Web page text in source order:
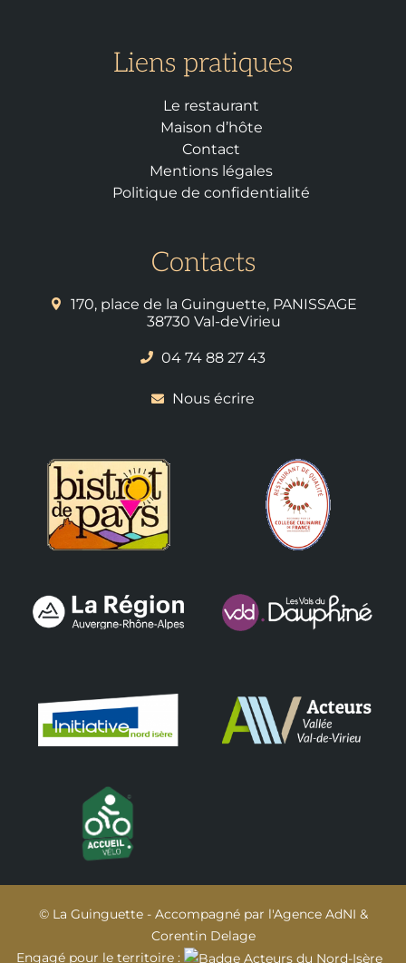
Liens pratiques
Le restaurant
Maison d’hôte
Contact
Mentions légales
Politique de confidentialité
Contacts
170, place de la Guinguette, PANISSAGE
38730 Val-deVirieu
04 74 88 27 43
Nous écrire
© La Guinguette - Accompagné par l'Agence AdNI &
Corentin Delage
Engagé pour le territoire :